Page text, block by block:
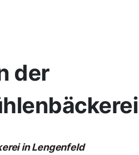
der
in Lengenfeld